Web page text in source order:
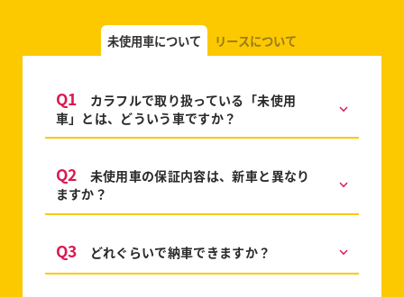
未使用車について リースについて
Q1
カラフルで取り扱っている「未使用
車」とは、どういう車ですか？
Q2
未使用車の保証内容は、新車と異なり
ますか？
Q3 どれぐらいで納車できますか？